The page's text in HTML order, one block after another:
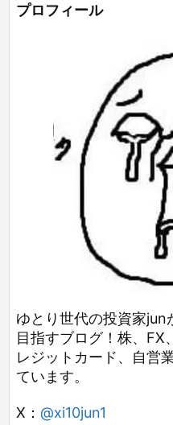
プロフィール
ゆとり世代の投資家jun
目指すブログ！株、FX
レジットカード、自営
ています。
X： @xi10jun1